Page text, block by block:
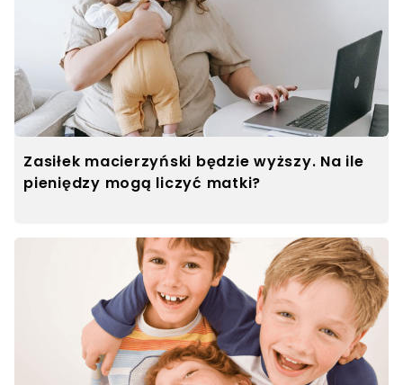
Zasiłek macierzyński będzie wyższy. Na ile
pieniędzy mogą liczyć matki?